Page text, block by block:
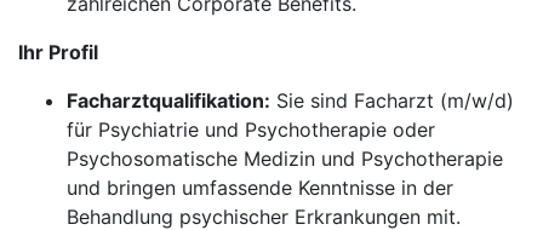
Ihr Profil
Facharztqualifikation: Sie sind Facharzt (m/w/d)
für Psychiatrie und Psychotherapie oder
Psychosomatische Medizin und Psychotherapie
und bringen umfassende Kenntnisse in der
Behandlung psychischer Erkrankungen mit.